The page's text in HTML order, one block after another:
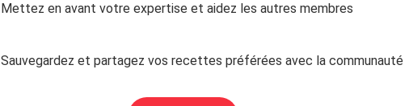
Mettez en avant votre expertise et aidez les autres membres
Sauvegardez et partagez vos recettes préférées avec la communauté